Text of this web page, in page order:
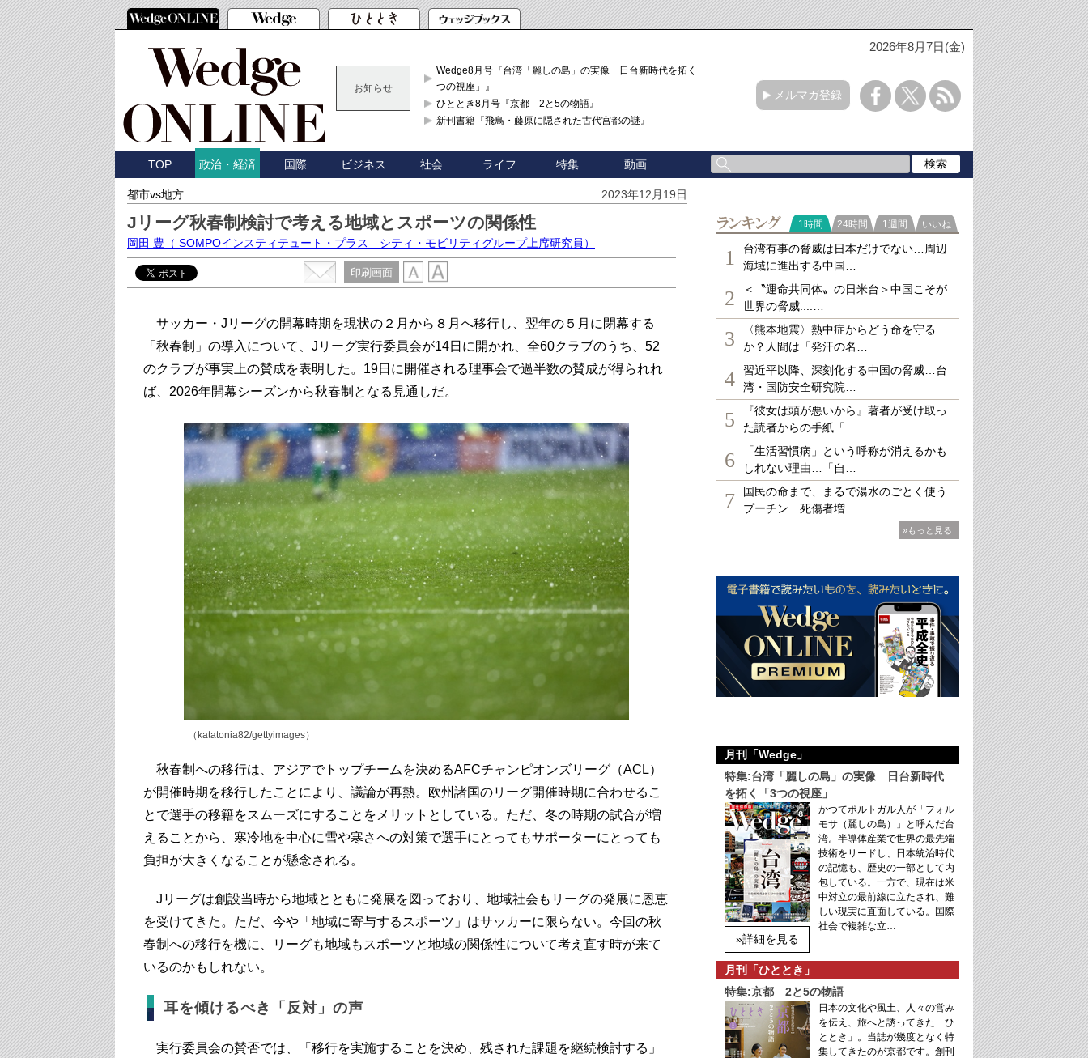
2026年8月7日(金)
お知らせ
Wedge8月号『台湾「麗しの島」の実像 日台新時代を拓く「3
つの視座」』
ひととき8月号『京都 2と5の物語』
新刊書籍『飛鳥・藤原に隠された古代宮都の謎』
メルマガ登録
TOP 政治・経済 国際 ビジネス 社会 ライフ 特集 動画
都市vs地方 2023年12月19日
Jリーグ秋春制検討で考える地域とスポーツの関係性
岡田 豊 （ SOMPOインスティテュート・プラス シティ・モビリティグループ上席研究員）
印刷画面
サッカー・Jリーグの開幕時期を現状の２月から８月へ移行し、翌年の５月に閉幕する
「秋春制」の導入について、Jリーグ実行委員会が14日に開かれ、全60クラブのうち、52
のクラブが事実上の賛成を表明した。19日に開催される理事会で過半数の賛成が得られれ
ば、2026年開幕シーズンから秋春制となる見通しだ。
（katatonia82/gettyimages）
秋春制への移行は、アジアでトップチームを決めるAFCチャンピオンズリーグ（ACL）
が開催時期を移行したことにより、議論が再熱。欧州諸国のリーグ開催時期に合わせるこ
とで選手の移籍をスムーズにすることをメリットとしている。ただ、冬の時期の試合が増
えることから、寒冷地を中心に雪や寒さへの対策で選手にとってもサポーターにとっても
負担が大きくなることが懸念される。
Jリーグは創設当時から地域とともに発展を図っており、地域社会もリーグの発展に恩恵
を受けてきた。ただ、今や「地域に寄与するスポーツ」はサッカーに限らない。今回の秋
春制への移行を機に、リーグも地域もスポーツと地域の関係性について考え直す時が来て
いるのかもしれない。
耳を傾けるべき「反対」の声
実行委員会の賛否では、「移行を実施することを決め、残された課題を継続検討する」
ランキング
1時間 24時間 1週間 いいね
1
台湾有事の脅威は日本だけでない…周辺
海域に進出する中国…
2
＜〝運命共同体〟の日米台＞中国こそが
世界の脅威....…
3
〈熊本地震〉熱中症からどう命を守る
か？人間は「発汗の名…
4
習近平以降、深刻化する中国の脅威…台
湾・国防安全研究院…
5
『彼女は頭が悪いから』著者が受け取っ
た読者からの手紙「…
6
「生活習慣病」という呼称が消えるかも
しれない理由…「自…
7
国民の命まで、まるで湯水のごとく使う
プーチン…死傷者増…
»もっと見る
月刊「Wedge」
特集:台湾「麗しの島」の実像 日台新時代
を拓く「3つの視座」
»詳細を見る
かつてポルトガル人が「フォル
モサ（麗しの島）」と呼んだ台
湾。半導体産業で世界の最先端
技術をリードし、日本統治時代
の記憶も、歴史の一部として内
包している。一方で、現在は米
中対立の最前線に立たされ、難
しい現実に直面している。国際
社会で複雑な立…
月刊「ひととき」
特集:京都 2と5の物語
日本の文化や風土、人々の営み
を伝え、旅へと誘ってきた「ひ
ととき」。当誌が幾度となく特
集してきたのが京都です。創刊